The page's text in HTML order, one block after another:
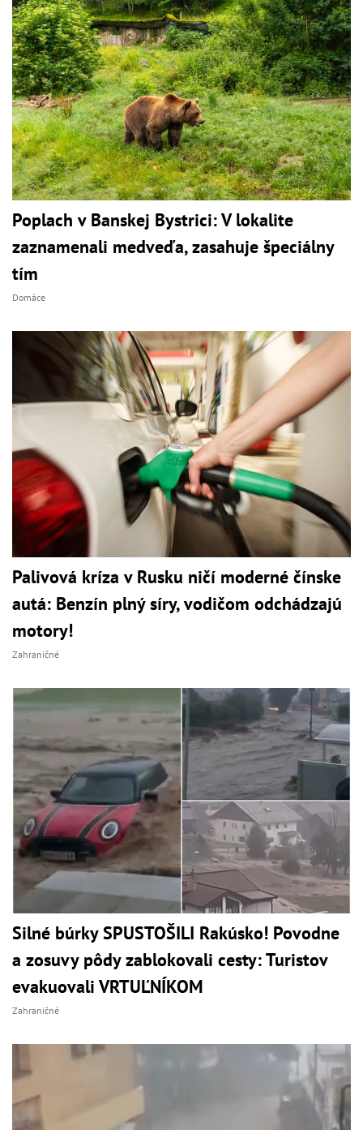
Poplach v Banskej Bystrici: V lokalite
zaznamenali medveďa, zasahuje špeciálny
tím
Domáce
Palivová kríza v Rusku ničí moderné čínske
autá: Benzín plný síry, vodičom odchádzajú
motory!
Zahraničné
Silné búrky SPUSTOŠILI Rakúsko! Povodne
a zosuvy pôdy zablokovali cesty: Turistov
evakuovali VRTUĽNÍKOM
Zahraničné